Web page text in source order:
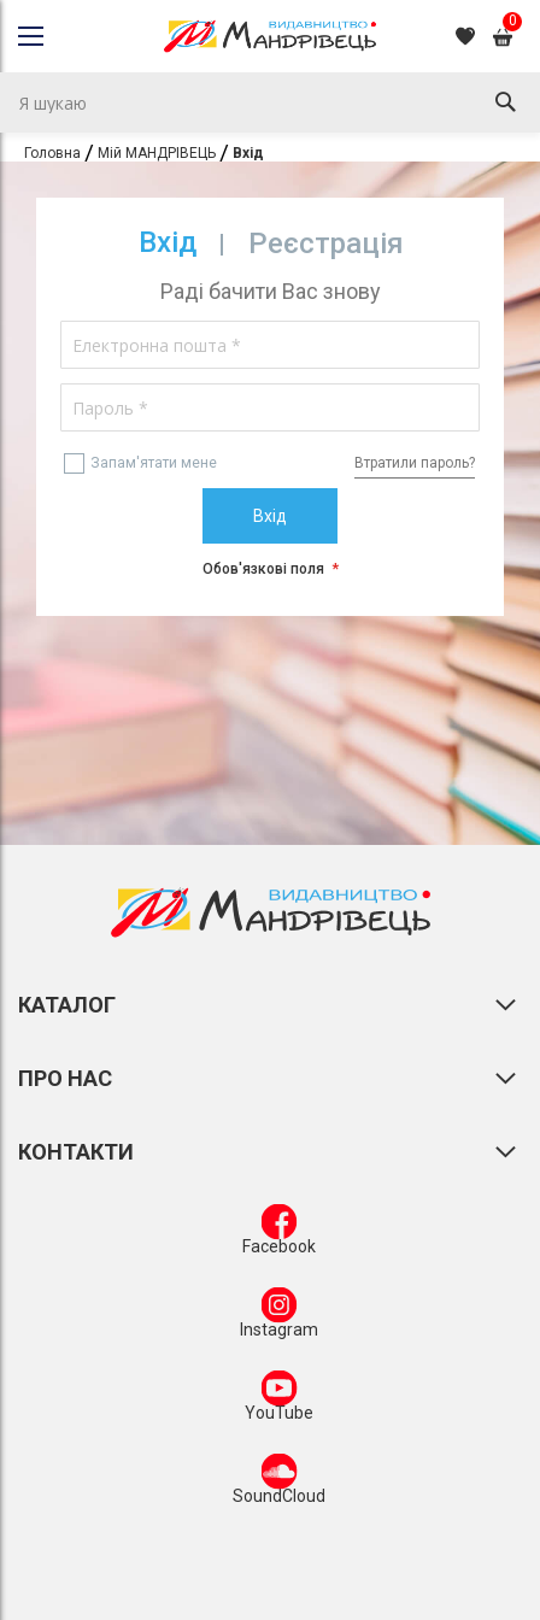
0
Головна Мій МАНДРІВЕЦЬ Вхід
Вхід Реєстрація
Раді бачити Вас знову
Запам'ятати мене Втратили пароль?
Вхід
Обов'язкові поля
КАТАЛОГ
ПРО НАС
КОНТАКТИ
Facebook
Instagram
YouTube
SoundCloud